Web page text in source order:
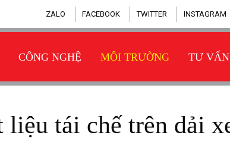
ZALO FACEBOOK TWITTER INSTAGRAM
CÔNG NGHỆ MÔI TRƯỜNG TƯ VẤN